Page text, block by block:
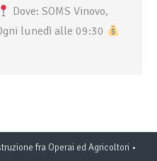
Dove: SOMS Vinovo,
lunedì alle 09:30
fra Operai ed Agricoltori •